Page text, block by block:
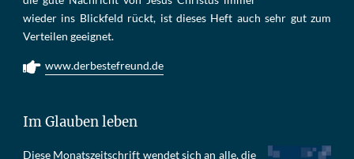
wie­der ins Blick­feld rückt, ist die­ses Heft auch sehr gut zum
Ver­tei­len ge­eig­net.
www.derbestefreund.de
Im Glauben leben
Die­se Mo­nats­zeit­schrift wen­det sich an alle, die